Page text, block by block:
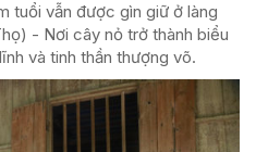
tuổi vẫn được gìn giữ ở làng
- Nơi cây nỏ trở thành biểu
và tinh thần thượng võ.